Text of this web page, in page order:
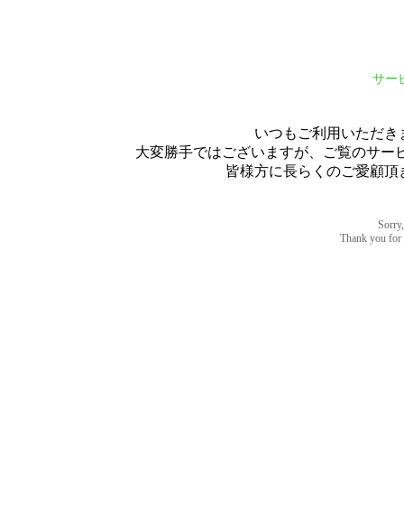
サー
いつもご利用いただ
大変勝手ではございますが、ご覧のサー
皆様方に長らくのご愛顧
Thank you for